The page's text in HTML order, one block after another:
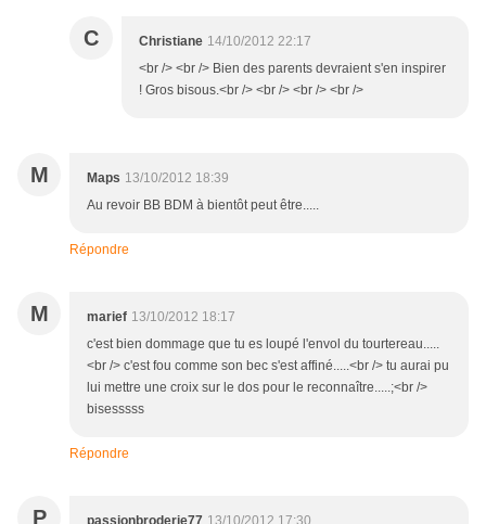
C Christiane 14/10/2012 22:17
<br /> <br /> Bien des parents devraient s'en inspirer
! Gros bisous.<br /> <br /> <br /> <br />
M Maps 13/10/2012 18:39
Au revoir BB BDM à bientôt peut être.....
Répondre
M marief 13/10/2012 18:17
c'est bien dommage que tu es loupé l'envol du tourtereau.....
<br /> c'est fou comme son bec s'est affiné.....<br /> tu aurai pu
lui mettre une croix sur le dos pour le reconnaître.....;<br />
bisesssss
Répondre
P passionbroderie77 13/10/2012 17:30